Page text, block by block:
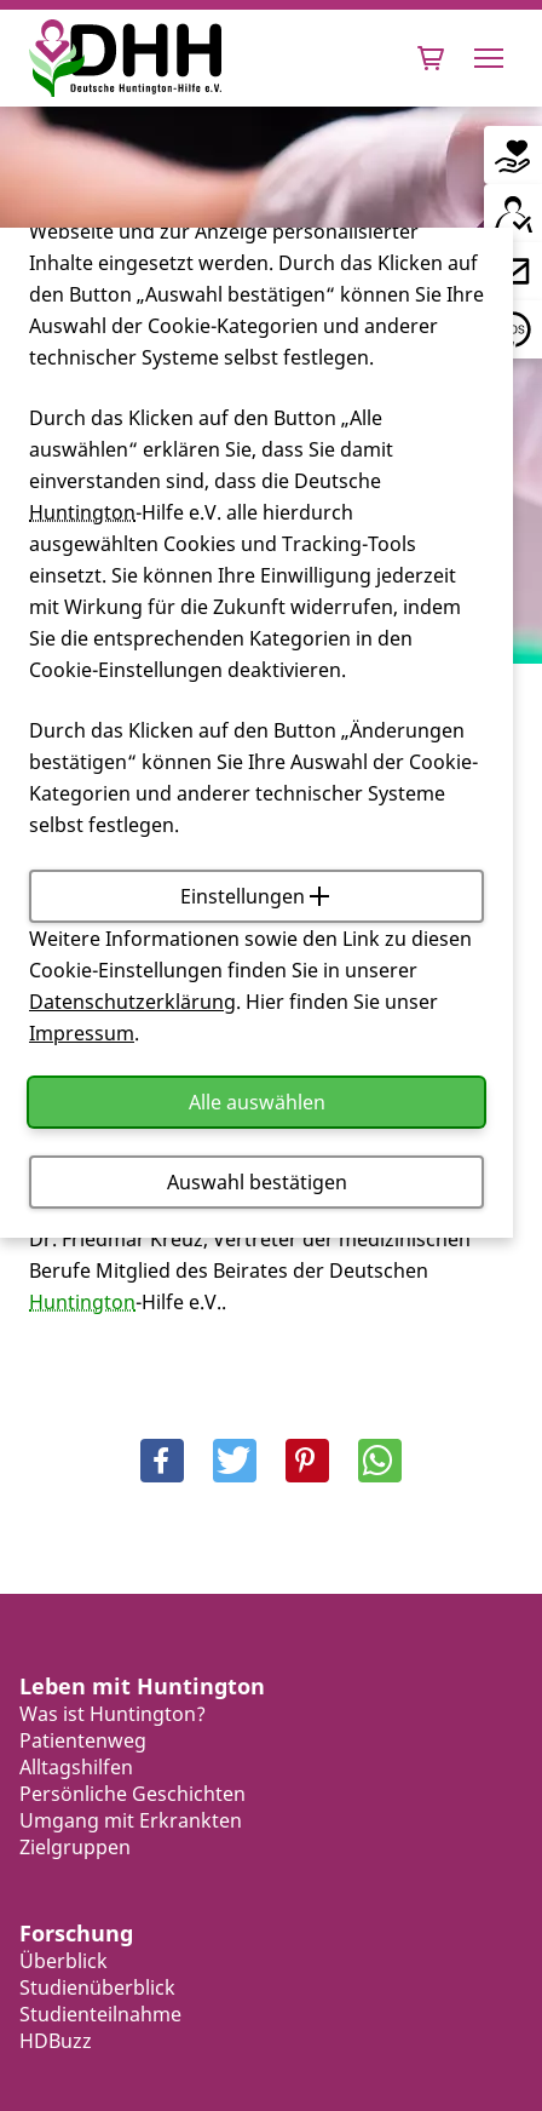
Leben mit Huntington
Forschung
Miteinander
Verein
Service
Kann der Genetiker die Beratung /
Untersuchung verweigern?
Kann der Genetiker die Beratung /
Untersuchung verweigern?
Zum einen kann jeder Arzt eine
Maßnahme verweigern, wenn er sie mit seinem
Gewissen nicht verantworten kann und wenn es
nicht um Leben der Tod geht. Es kann vorkommen,
dass ein klinisch diagnostizierter
keine genetische Bestätigung hat. In diesen Fällen ist
die prädiktive Genanalyse bei einer
gefährdeten Person durchaus möglich. Sofern es
möglich ist, sollten zur Genetischen Beratung
zumindest klinische Unterlagen (Arztberichte o.ä.)
Dr. Friedmar Kreuz, Vertreter der medizinischen
Berufe Mitglied des Beirates der Deutschen
Huntington-Hilfe e.V..
Leben mit Huntington
Was ist Huntington?
Patientenweg
Alltagshilfen
Persönliche Geschichten
Umgang mit Erkrankten
Zielgruppen
Forschung
Überblick
Studienüberblick
Studienteilnahme
HDBuzz
Cookie-Einstellungen
Diese Webseite setzt verschiedene Cookies und
Tracking-Tools ein. Dies beinhaltet Cookies und
Tracking-Tools, die für den Betrieb der Webseite
technisch notwendig sind, die zu statistischen
Zwecken sowie zur besseren Bedienbarkeit der
Webseite und zur Anzeige personalisierter
Inhalte eingesetzt werden. Durch das Klicken auf
den Button „Auswahl bestätigen“ können Sie Ihre
Auswahl der Cookie-Kategorien und anderer
technischer Systeme selbst festlegen.
Durch das Klicken auf den Button „Alle
auswählen“ erklären Sie, dass Sie damit
einverstanden sind, dass die Deutsche
Huntington-Hilfe e.V. alle hierdurch
ausgewählten Cookies und Tracking-Tools
einsetzt. Sie können Ihre Einwilligung jederzeit
mit Wirkung für die Zukunft widerrufen, indem
Sie die entsprechenden Kategorien in den
Cookie-Einstellungen deaktivieren.
Durch das Klicken auf den Button „Änderungen
bestätigen“ können Sie Ihre Auswahl der Cookie-
Kategorien und anderer technischer Systeme
selbst festlegen.
Einstellungen
Weitere Informationen sowie den Link zu diesen
Cookie-Einstellungen finden Sie in unserer
Datenschutzerklärung. Hier finden Sie unser
Impressum.
Alle auswählen
Auswahl bestätigen